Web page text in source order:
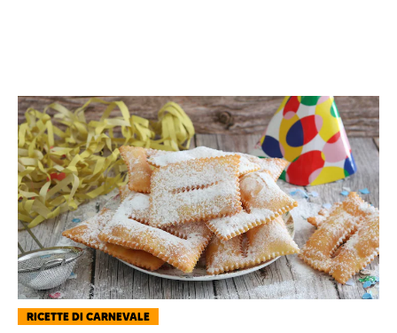
RICETTE DI CARNEVALE